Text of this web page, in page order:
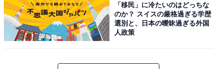
Bar8【Dolby Atmos・DTS:X対応/360立体音響/11スピー
「移民」に冷たいのはどっちな
のか？ スイスの厳格過ぎる学歴
選別と、日本の曖昧過ぎる外国
人政策